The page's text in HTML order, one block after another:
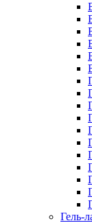
Гель-